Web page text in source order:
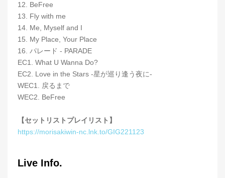
12. BeFree
13. Fly with me
14. Me, Myself and I
15. My Place, Your Place
16. パレード - PARADE
EC1. What U Wanna Do?
EC2. Love in the Stars -星が巡り逢う夜に-
WEC1. 戻るまで
WEC2. BeFree
【セットリストプレイリスト】
https://morisakiwin-nc.lnk.to/GIG221123
Live Info.